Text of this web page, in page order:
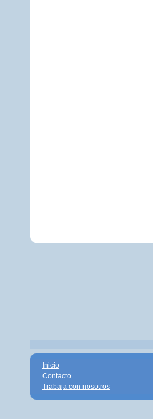
Inicio
Contacto
Trabaja con nosotros